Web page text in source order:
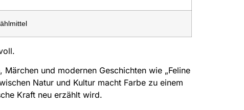
und modernen Geschichten wie „Feline
Natur und Kultur macht Farbe zu einem
Kraft neu erzählt wird.